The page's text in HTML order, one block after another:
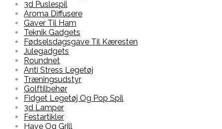
3d Puslespil
Aroma Diffusere
Gaver Til Ham
Teknik Gadgets
Fødselsdagsgave Til Kæresten
Julegadgets
Roundnet
Anti Stress Legetøj
Træningsudstyr
Golftilbehør
Fidget Legetøj Og Pop Spil
3d Lamper
Festartikler
Have Og Grill